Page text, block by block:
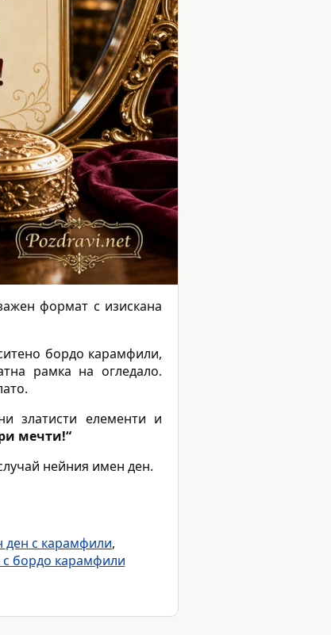
формат с изискана
бордо карамфили,
рамка на огледало.
златисти елементи и
мечти!“
нейния имен ден.
ден с карамфили,
бордо карамфили